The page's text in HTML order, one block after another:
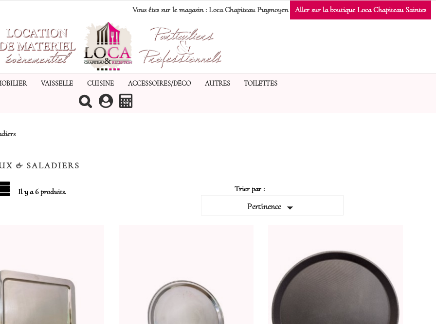
Vous êtes sur le magasin : Loca Chapiteau Puymoyen Aller sur la boutique Loca Chapiteau Saintes
VAISSELLE CUISINE ACCESSOIRES/DÉCO AUTRES TOILETTES
(0)
& SALADIERS
Il y a 6 produits. Trier par :
Pertinence 